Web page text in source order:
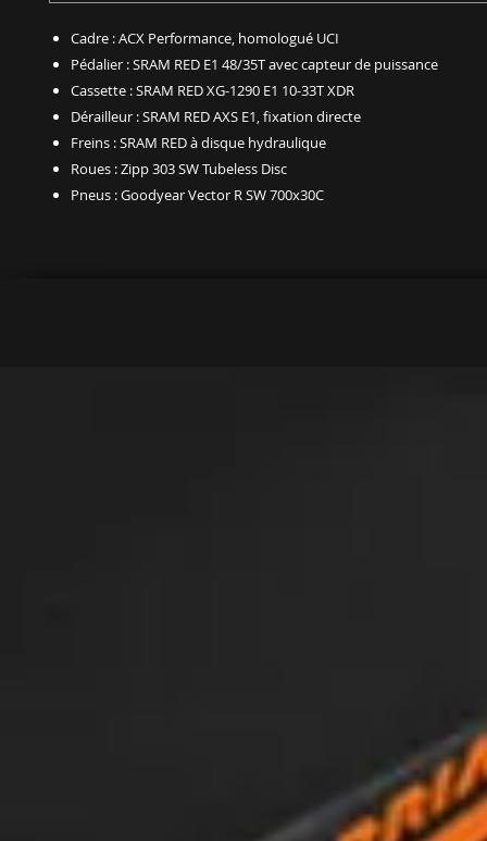
Cadre : ACX Performance, homologué UCI
Pédalier : SRAM RED E1 48/35T avec capteur de puissance
Cassette : SRAM RED XG-1290 E1 10-33T XDR
Dérailleur : SRAM RED AXS E1, fixation directe
Freins : SRAM RED à disque hydraulique
Roues : Zipp 303 SW Tubeless Disc
Pneus : Goodyear Vector R SW 700x30C